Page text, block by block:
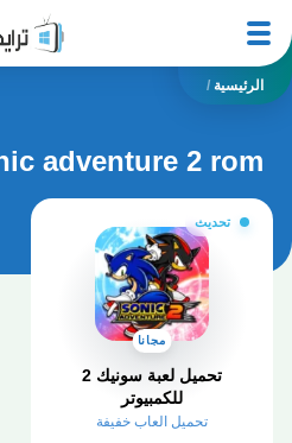
الرئيسية /
adventure 2 rom
تحديث
مجانا
تحميل لعبة سونيك 2
للكمبيوتر
تحميل العاب خفيفة